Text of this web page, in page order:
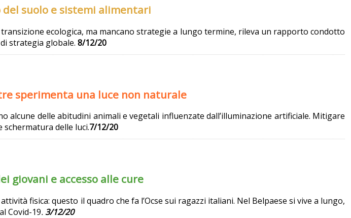
suolo e sistemi alimentari
ecologica, ma mancano strategie a lungo termine, rileva un rapporto condotto
strategia globale. 8/12/20
sperimenta una luce non naturale
alcune delle abitudini animali e vegetali influenzate dall’illuminazione artificiale. Mitigare
delle luci.7/12/20
giovani e accesso alle cure
fisica: questo il quadro che fa l’Ocse sui ragazzi italiani. Nel Belpaese si vive a lungo,
Covid-19. 3/12/20